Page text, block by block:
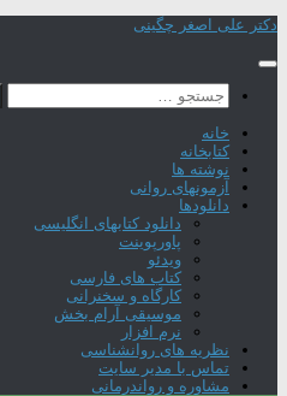
Skip
content
دکتر علی اصغر چگینی
جستجو
برای:
خانه
کتابخانه
نوشته ها
آزمونهای روانی
دانلودها
دانلود کتابهای انگلیسی
پاورپوینت
ویدئو
کتاب های فارسی
کارگاه و سخنرانی
موسیقی آرام بخش
نرم افزار
نظریه های روانشناسی
تماس با مدیر سایت
مشاوره و رواندرمانی